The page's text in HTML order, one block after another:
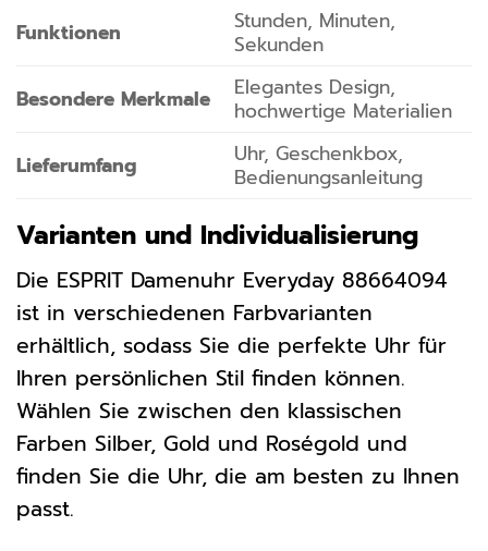
Funktionen
Stunden, Minuten,
Sekunden
Besondere Merkmale
Elegantes Design,
hochwertige Materialien
Lieferumfang
Uhr, Geschenkbox,
Bedienungsanleitung
Varianten und Individualisierung
Die ESPRIT Damenuhr Everyday 88664094
ist in verschiedenen Farbvarianten
erhältlich, sodass Sie die perfekte Uhr für
Ihren persönlichen Stil finden können.
Wählen Sie zwischen den klassischen
Farben Silber, Gold und Roségold und
finden Sie die Uhr, die am besten zu Ihnen
passt.